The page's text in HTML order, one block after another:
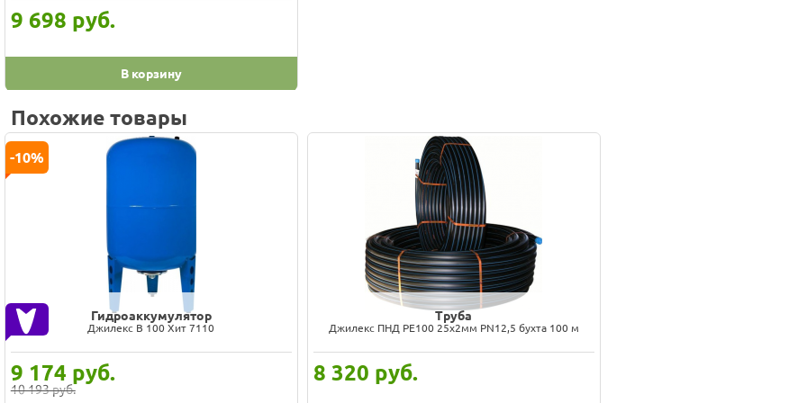
9 698 руб.
В корзину
Похожие товары
Гидроаккумулятор
Джилекс В 100 Хит 7110
9 174 руб.
10 193 руб.
-10%
Труба
Джилекс ПНД РЕ100 25х2мм PN12,5 бухта 100 м
8 320 руб.